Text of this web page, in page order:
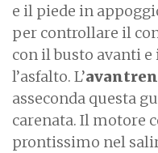
e il piede in
per controllare il
con il busto avanti
l’asfalto. L’
asseconda questa
carenata. Il motore
prontissimo nel